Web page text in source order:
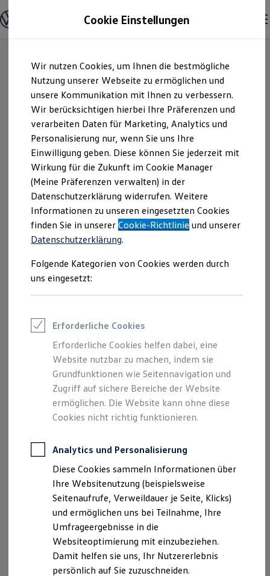
Hauptinhalt
springen
Footer
springen
Modelle und Konfigurator
Konfigurator
Modelle vergleichen
Elektroautos
ENERGY Sondermodelle
Nutzfahrzeuge
SUV und CUV
Familienautos
Kombis
Kompaktwagen
Sportwagen
Schnell verfügbare Fahrzeuge
Angebote und Produkte
Aktuelle Angebote
E-Auto-Förderung
Volkswagen Marktplatz
Die ENERGY Sondermodelle
Junge Gebrauchtwagen und Gebrauchtwagen
Volkswagen Zertifizierte Gebrauchtwagen
Elektromobilität bei Gebrauchtwagen
Saisonangebote
Reifenpakete
Leasing
Leasing-Angebote
Elektroauto Leasing
Kleinwagen-Leasing
Leasing ohne Anzahlung
Finanzierung
Autokredit mit Schlussrate
Versicherungen und Garantien
Kfz-Versicherung
Restschuldversicherungen
Garantien
Professional Class bei Volkswagen
Behörden
Direktkunden
Sonderfahrzeuge
Anpfiff zum Gewinn
Elektromobilität
Elektroautos
ID. Tutorials
Elektrofahrzeugkonzepte
ID. EVERY1
Reichweite
Autohaus Schneider
GmbH | Impressum
& Rechtliches
Hier finden Sie Informationen über uns
(Autohaus Schneider GmbH) als
verantwortlichen Anbieter von Inhalten
und Angeboten, die auf dieser Website
speziell aufgeführt sind.
Impressum
Datenschutzerklärung
Impressum
Autohaus Schneider GmbH
Stuttgarter Straße 136
72574 Bad Urach
Telefon: 07125 / 94 82-0
Fax: 07125 / 94 82-60
E-Mail:info@schneider-badurach.de
Geschäftsführerin: Katrin Bahnmüller
USt.-ID: DE147166562
Handelsregister: Amtsgericht Reutlingen
Cookie Einstellungen
Wir nutzen Cookies, um Ihnen die bestmögliche
Nutzung unserer Webseite zu ermöglichen und
unsere Kommunikation mit Ihnen zu verbessern.
Wir berücksichtigen hierbei Ihre Präferenzen und
verarbeiten Daten für Marketing, Analytics und
Personalisierung nur, wenn Sie uns Ihre
Einwilligung geben. Diese können Sie jederzeit mit
Wirkung für die Zukunft im Cookie Manager
(Meine Präferenzen verwalten) in der
Datenschutzerklärung widerrufen. Weitere
Informationen zu unseren eingesetzten Cookies
finden Sie in unsererCookie-Richtlinie und unserer
Datenschutzerklärung.
Folgende Kategorien von Cookies werden durch
uns eingesetzt:
Erforderliche Cookies
Erforderliche Cookies helfen dabei, eine
Website nutzbar zu machen, indem sie
Grundfunktionen wie Seitennavigation und
Zugriff auf sichere Bereiche der Website
ermöglichen. Die Website kann ohne diese
Cookies nicht richtig funktionieren.
Analytics und Personalisierung
Diese Cookies sammeln Informationen über
Ihre Websitenutzung (beispielsweise
Seitenaufrufe, Verweildauer je Seite, Klicks)
und ermöglichen uns bei Teilnahme, Ihre
Umfrageergebnisse in die
Websiteoptimierung mit einzubeziehen.
Damit helfen sie uns, Ihr Nutzererlebnis
persönlich auf Sie zuzuschneiden.